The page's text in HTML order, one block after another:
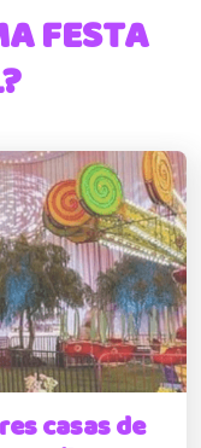
FESTA
casas de